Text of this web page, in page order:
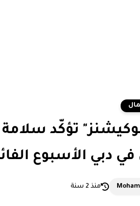
تؤكّد
في دبي الأسبوع
منذ 2 سنة